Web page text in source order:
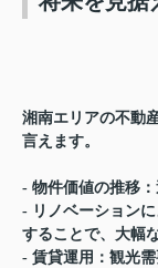
湘南エリアの不動
言えます。
- 物件価値の推移
- リノベーション
することで、大幅
- 賃貸運用：観光